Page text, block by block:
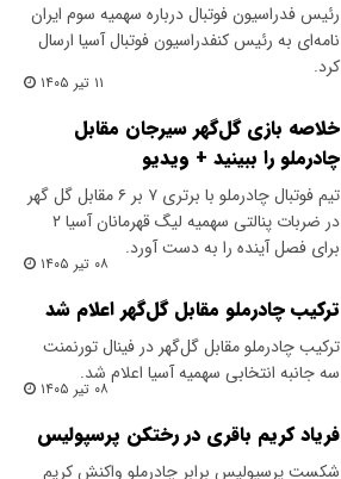
رئیس فدراسیون فوتبال درباره سهمیه‌ سوم ایران
نامه‌ای به رئیس کنفدراسیون فوتبال آسیا ارسال
کرد.
۱۱ تیر ۱۴۰۵
خلاصه بازی گل‌گهر سیرجان مقابل
چادرملو را ببینید + ویدیو
تیم فوتبال چادرملو با برتری ۷ بر ۶ مقابل گل گهر
در ضربات پنالتی سهمیه لیگ قهرمانان آسیا ۲
برای فصل آینده را به دست آورد.
۰۸ تیر ۱۴۰۵
ترکیب چادرملو مقابل گل‌گهر اعلام شد
ترکیب چادرملو مقابل گل‌گهر در فینال تورنمنت
سه جانبه انتخابی سهمیه آسیا اعلام شد.
۰۸ تیر ۱۴۰۵
فریاد کریم باقری در رختکن پرسپولیس
شکست پرسپولیس برابر چادرملو واکنش کریم